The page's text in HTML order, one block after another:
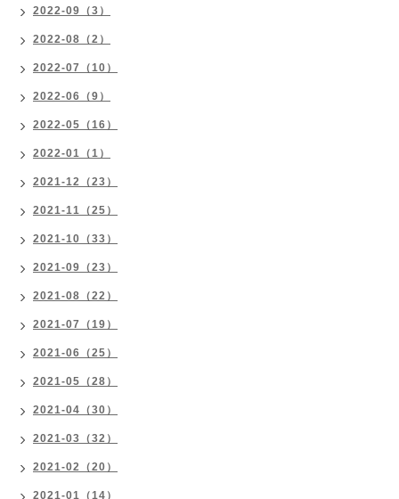
2022-09（3）
2022-08（2）
2022-07（10）
2022-06（9）
2022-05（16）
2022-01（1）
2021-12（23）
2021-11（25）
2021-10（33）
2021-09（23）
2021-08（22）
2021-07（19）
2021-06（25）
2021-05（28）
2021-04（30）
2021-03（32）
2021-02（20）
2021-01（14）